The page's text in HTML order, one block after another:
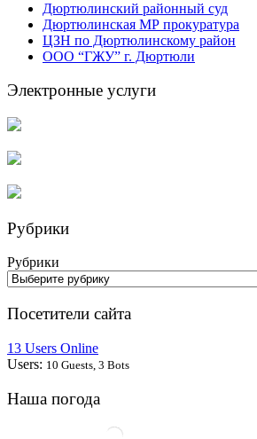
Дюртюлинский районный суд
Дюртюлинская МР прокуратура
ЦЗН по Дюртюлинскому район
ООО “ГЖУ” г. Дюртюли
Электронные услуги
Рубрики
Рубрики
Посетители сайта
13 Users Online
Users: 10 Guests, 3 Bots
Наша погода